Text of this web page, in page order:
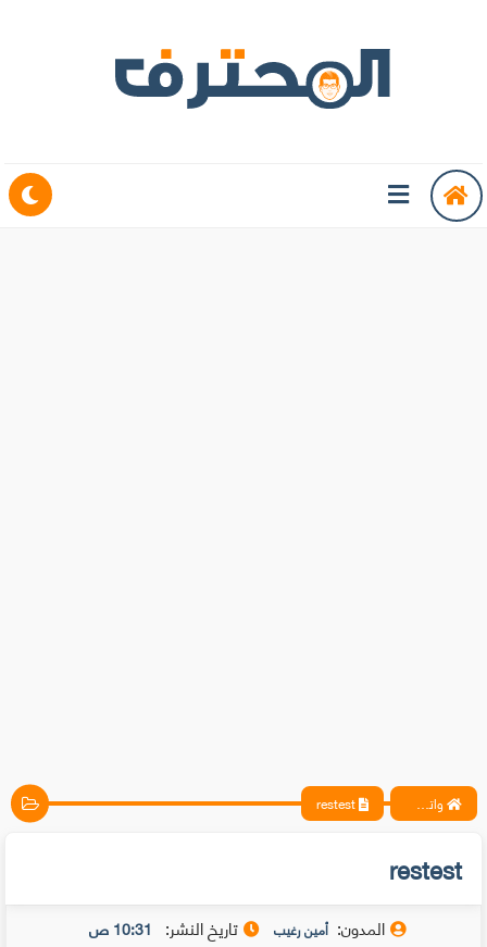
واتس آب ، فيسبوك ، أنترنت ، شروحات تقنية حصرية - المحترف restest
restest
المدون: أمين رغيب تاريخ النشر: 10:31 ص